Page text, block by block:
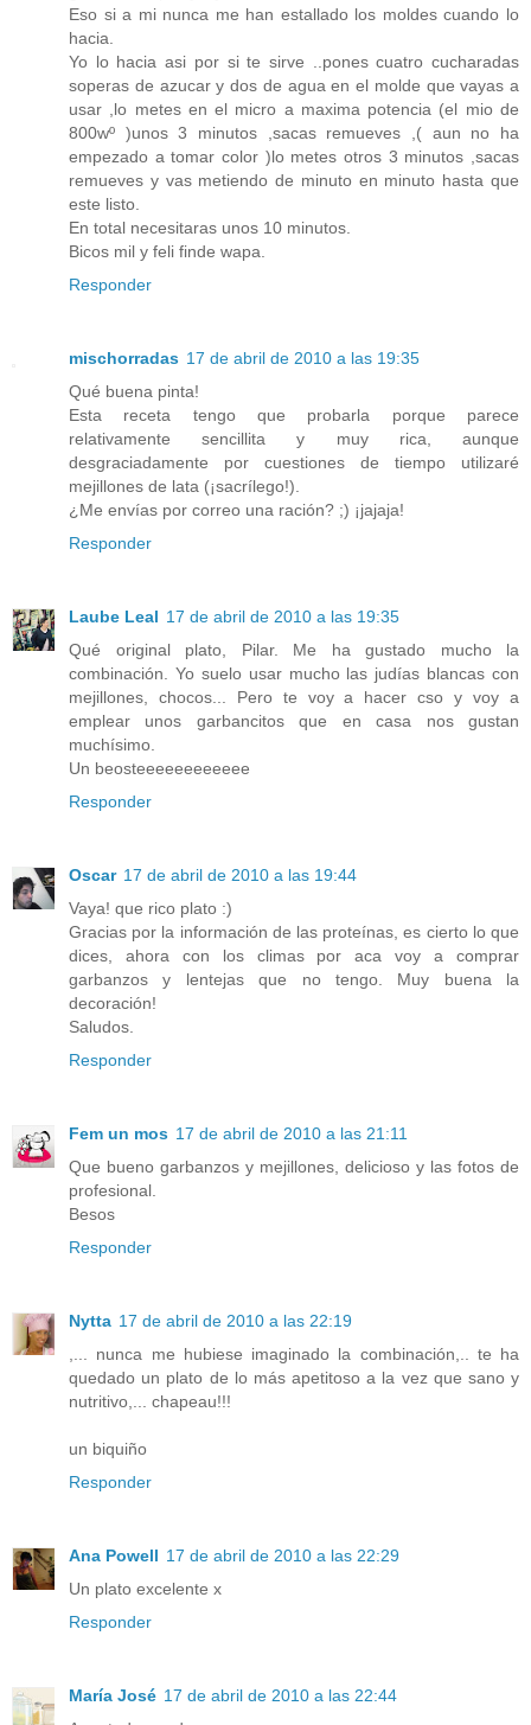
Eso si a mi nunca me han estallado los moldes cuando lo
hacia.
Yo lo hacia asi por si te sirve ..pones cuatro cucharadas
soperas de azucar y dos de agua en el molde que vayas a
usar ,lo metes en el micro a maxima potencia (el mio de
800wº )unos 3 minutos ,sacas remueves ,( aun no ha
empezado a tomar color )lo metes otros 3 minutos ,sacas
remueves y vas metiendo de minuto en minuto hasta que
este listo.
En total necesitaras unos 10 minutos.
Bicos mil y feli finde wapa.
Responder
mischorradas 17 de abril de 2010 a las 19:35
Qué buena pinta!
Esta receta tengo que probarla porque parece
relativamente sencillita y muy rica, aunque
desgraciadamente por cuestiones de tiempo utilizaré
mejillones de lata (¡sacrílego!).
¿Me envías por correo una ración? ;) ¡jajaja!
Responder
Laube Leal 17 de abril de 2010 a las 19:35
Qué original plato, Pilar. Me ha gustado mucho la
combinación. Yo suelo usar mucho las judías blancas con
mejillones, chocos... Pero te voy a hacer cso y voy a
emplear unos garbancitos que en casa nos gustan
muchísimo.
Un beosteeeeeeeeeeee
Responder
Oscar 17 de abril de 2010 a las 19:44
Vaya! que rico plato :)
Gracias por la información de las proteínas, es cierto lo que
dices, ahora con los climas por aca voy a comprar
garbanzos y lentejas que no tengo. Muy buena la
decoración!
Saludos.
Responder
Fem un mos 17 de abril de 2010 a las 21:11
Que bueno garbanzos y mejillones, delicioso y las fotos de
profesional.
Besos
Responder
Nytta 17 de abril de 2010 a las 22:19
,... nunca me hubiese imaginado la combinación,.. te ha
quedado un plato de lo más apetitoso a la vez que sano y
nutritivo,... chapeau!!!
un biquiño
Responder
Ana Powell 17 de abril de 2010 a las 22:29
Un plato excelente x
Responder
María José 17 de abril de 2010 a las 22:44